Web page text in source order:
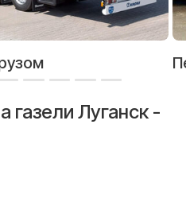
газели Луганск -